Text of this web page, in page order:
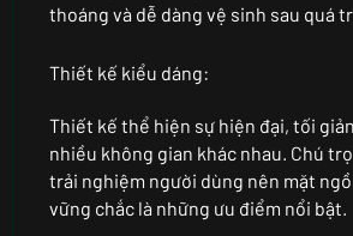
thoáng và dễ dàng vệ sinh sau quá
Thiết kế kiểu dáng:
Thiết kế thể hiện sự hiện đại, tối
nhiều không gian khác nhau. Chú
trải nghiệm người dùng nên mặt
vững chắc là những ưu điểm nổi bật.